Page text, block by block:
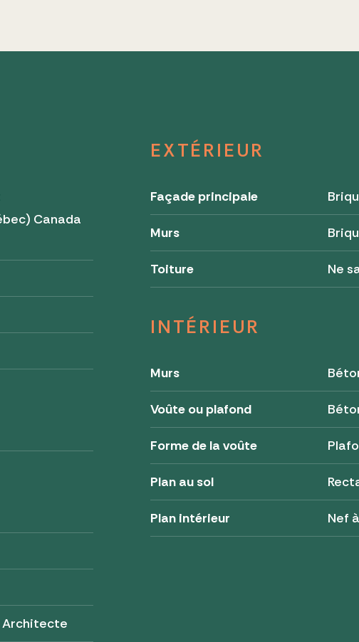
Canada
Architecte
EXTÉRIEUR
Façade principale
Murs
Toiture Ne
INTÉRIEUR
Murs
Voûte ou plafond
Forme de la voûte
Plan au sol
Plan intérieur Nef